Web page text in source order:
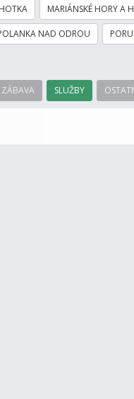
MARIÁNSKÉ HORY A
NAD ODROU
ZÁBAVA SLUŽBY